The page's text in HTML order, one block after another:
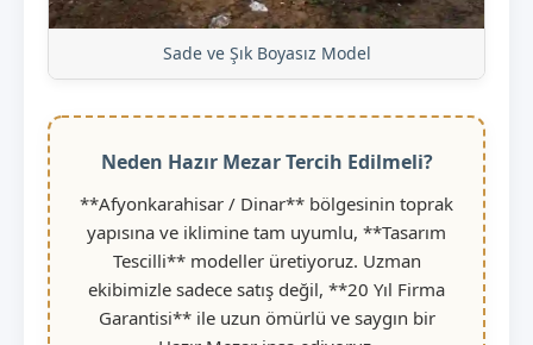
Sade ve Şık Boyasız Model
Neden Hazır Mezar Tercih Edilmeli?
**Afyonkarahisar / Dinar** bölgesinin toprak
yapısına ve iklimine tam uyumlu, **Tasarım
Tescilli** modeller üretiyoruz. Uzman
ekibimizle sadece satış değil, **20 Yıl Firma
Garantisi** ile uzun ömürlü ve saygın bir